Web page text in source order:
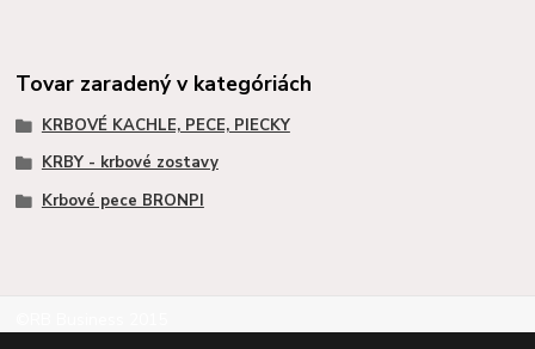
Tovar zaradený v kategóriách
KRBOVÉ KACHLE, PECE, PIECKY
KRBY - krbové zostavy
Krbové pece BRONPI